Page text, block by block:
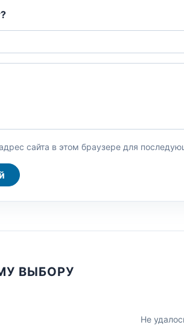
сайта в этом браузере для
ВЫБОРУ
Не